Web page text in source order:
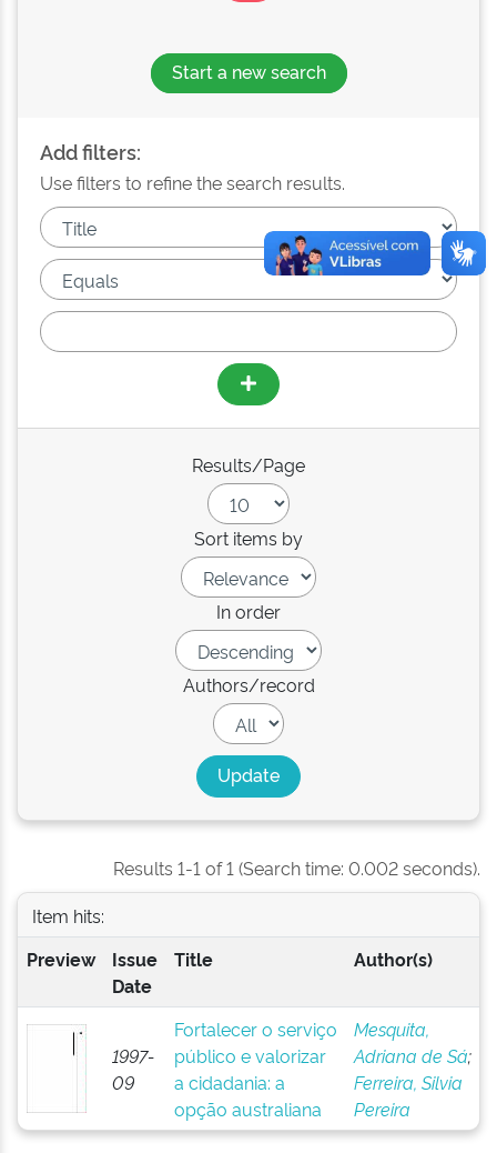
Start a new search
Add filters:
Use filters to refine the search results.
Results/Page
Sort items by
In order
Authors/record
Results 1-1 of 1 (Search time: 0.002 seconds).
Item hits:
Preview
Issue
Date
Title Author(s)
1997-
09
Fortalecer o serviço
público e valorizar
a cidadania: a
opção australiana
Mesquita,
Adriana de Sá;
Ferreira, Silvia
Pereira